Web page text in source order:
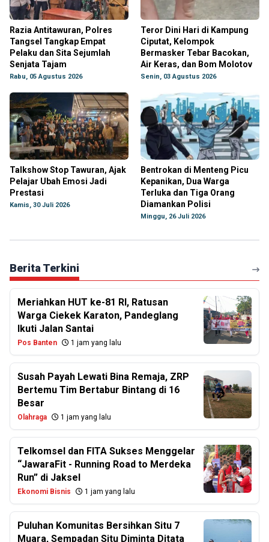
Razia Antitawuran, Polres
Tangsel Tangkap Empat
Pelaku dan Sita Sejumlah
Senjata Tajam
Rabu, 05 Agustus 2026
Teror Dini Hari di Kampung
Ciputat, Kelompok
Bermasker Tebar Bacokan,
Air Keras, dan Bom Molotov
Senin, 03 Agustus 2026
Talkshow Stop Tawuran, Ajak
Pelajar Ubah Emosi Jadi
Prestasi
Kamis, 30 Juli 2026
Bentrokan di Menteng Picu
Kepanikan, Dua Warga
Terluka dan Tiga Orang
Diamankan Polisi
Minggu, 26 Juli 2026
Berita Terkini
Meriahkan HUT ke-81 RI, Ratusan
Warga Ciekek Karaton, Pandeglang
Ikuti Jalan Santai
Pos Banten 1 jam yang lalu
Susah Payah Lewati Bina Remaja, ZRP
Bertemu Tim Bertabur Bintang di 16
Besar
Olahraga 1 jam yang lalu
Telkomsel dan FITA Sukses Menggelar
“JawaraFit - Running Road to Merdeka
Run” di Jaksel
Ekonomi Bisnis 1 jam yang lalu
Puluhan Komunitas Bersihkan Situ 7
Muara, Sempadan Situ Diminta Ditata